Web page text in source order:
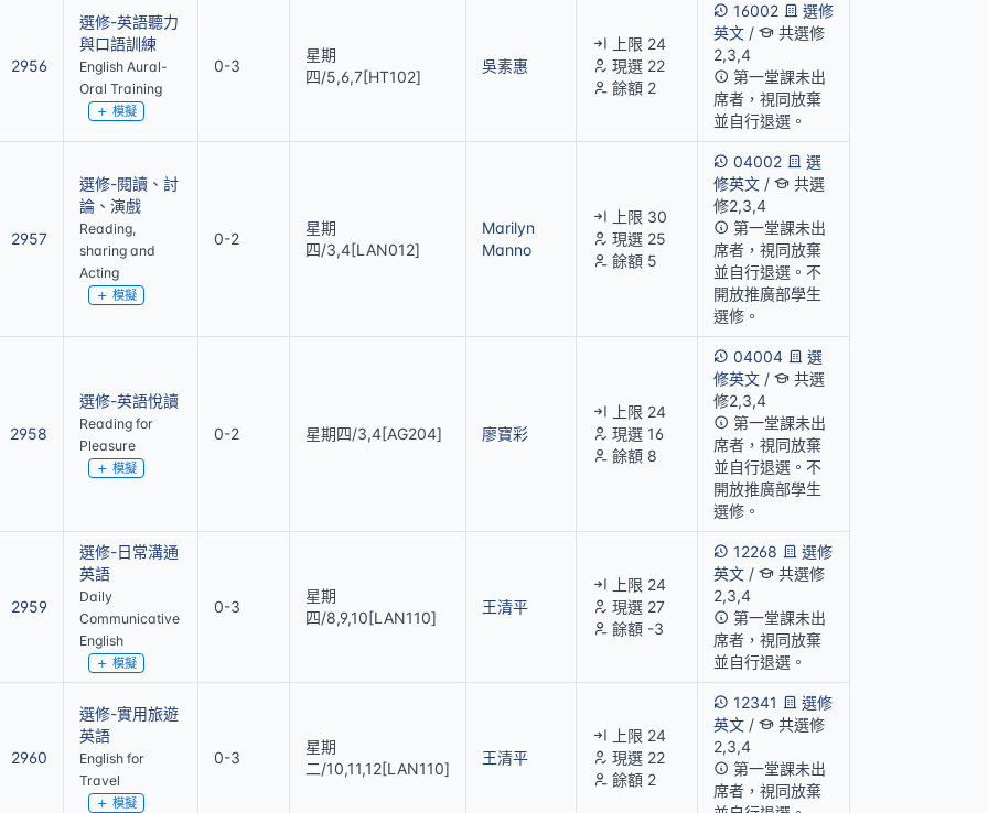
2956
選修-英語聽力
與口語訓練
English Aural-
Oral Training
模擬
0-3
星期
四/5,6,7[HT102]
吳素惠
上限 24
現選 22
餘額 2
16002
選修
英文/
共選修
2,3,4
第一堂課未出
席者，視同放棄
並自行退選。
2957
選修-閱讀、討
論、演戲
Reading,
sharing and
Acting
模擬
0-2
星期
四/3,4[LAN012]
Marilyn
Manno
上限 30
現選 25
餘額 5
04002
選
修英文/
共選
修2,3,4
第一堂課未出
席者，視同放棄
並自行退選。不
開放推廣部學生
選修。
2958
選修-英語悅讀
Reading for
Pleasure
模擬
0-2 星期四/3,4[AG204] 廖寶彩
上限 24
現選 16
餘額 8
04004
選
修英文/
共選
修2,3,4
第一堂課未出
席者，視同放棄
並自行退選。不
開放推廣部學生
選修。
2959
選修-日常溝通
英語
Daily
Communicative
English
模擬
0-3
星期
四/8,9,10[LAN110]
王清平
上限 24
現選 27
餘額 -3
12268
選修
英文/
共選修
2,3,4
第一堂課未出
席者，視同放棄
並自行退選。
2960
選修-實用旅遊
英語
English for
Travel
模擬
0-3
星期
二/10,11,12[LAN110]
王清平
上限 24
現選 22
餘額 2
12341
選修
英文/
共選修
2,3,4
第一堂課未出
席者，視同放棄